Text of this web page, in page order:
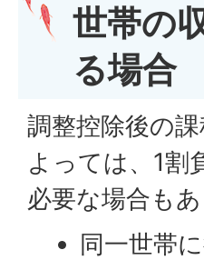
世帯の
る場合
調整控除後の
よっては、1割
必要な場合もあ
同一世帯